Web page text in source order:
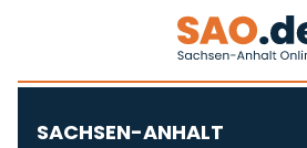
SACHSEN-ANHALT